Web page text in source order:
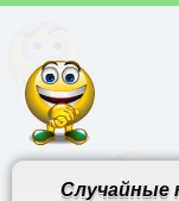
Случайные